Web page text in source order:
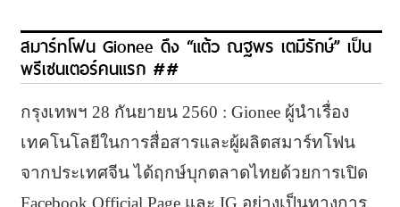
สมาร์ทโฟน Gionee ดึง “แต้ว ณฐพร เตมีรักษ์” เป็น
พรีเซนเตอร์คนแรก ##
กรุงเทพฯ 28 กันยายน 2560 : Gionee ผู้นําเรื่อง
เทคโนโลยีในการสื่อสารและผู้ผลิตสมาร์ทโฟน
จากประเทศจีน ได้ฤกษ์บุกตลาดไทยด้วยการเปิด
Facebook Official Page และ IG อย่างเป็นทางการ